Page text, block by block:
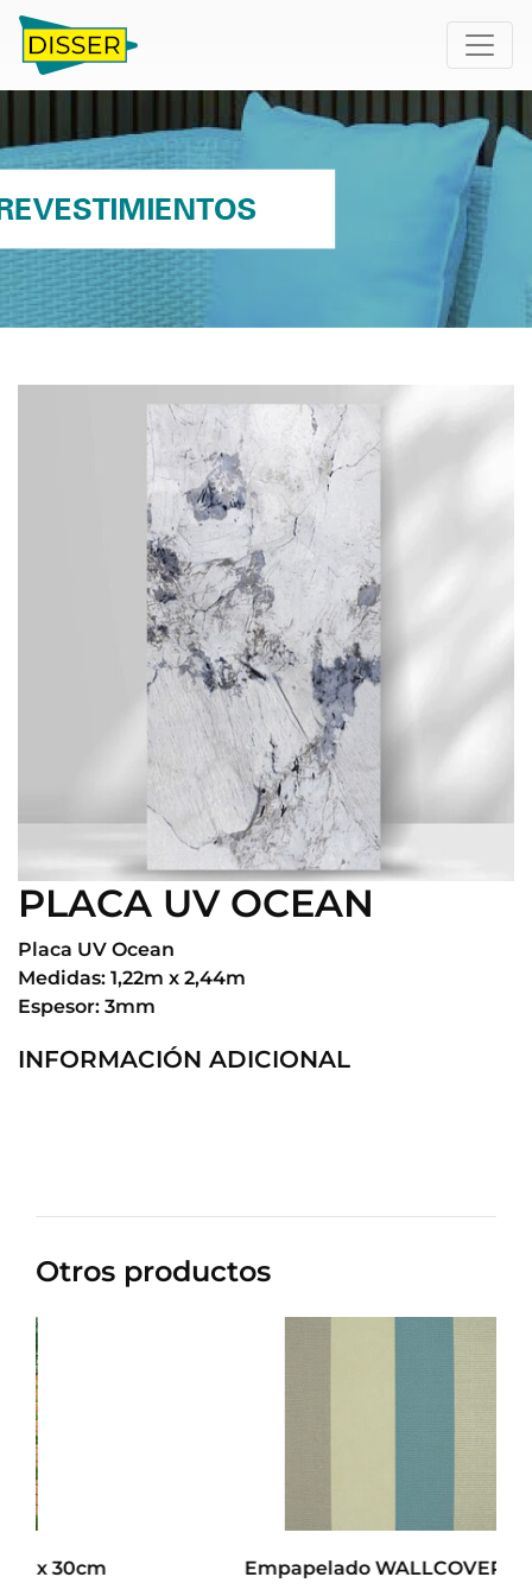
PLACA UV OCEAN
Placa UV Ocean
Medidas: 1,22m x 2,44m
Espesor: 3mm
INFORMACIÓN ADICIONAL
Otros productos
Empapelado WALLCOVERING